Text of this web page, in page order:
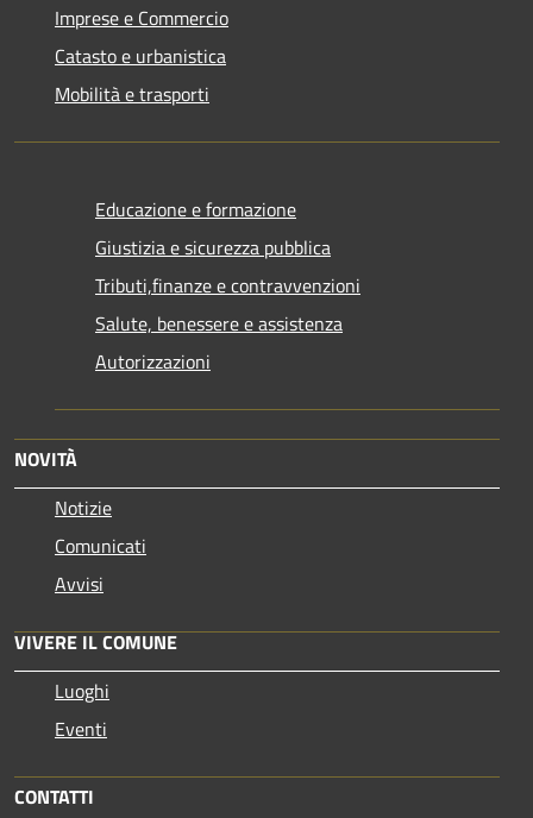
Imprese e Commercio
Catasto e urbanistica
Mobilità e trasporti
Educazione e formazione
Giustizia e sicurezza pubblica
Tributi,finanze e contravvenzioni
Salute, benessere e assistenza
Autorizzazioni
NOVITÀ
Notizie
Comunicati
Avvisi
VIVERE IL COMUNE
Luoghi
Eventi
CONTATTI